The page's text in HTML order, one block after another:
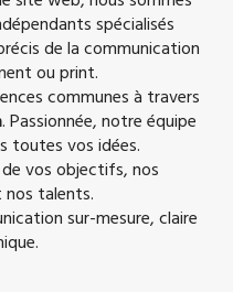
spécialisés
de la communication
ou print.
communes à travers
. Passionnée, notre équipe
toutes vos idées.
vos objectifs, nos
talents.
sur-mesure, claire